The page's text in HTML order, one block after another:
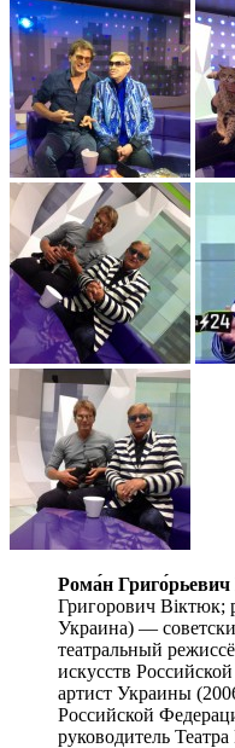
Рома́н
Григорович Віктюк;
Украина) —
театральный
искусств
артист Украины
Российской
руководитель